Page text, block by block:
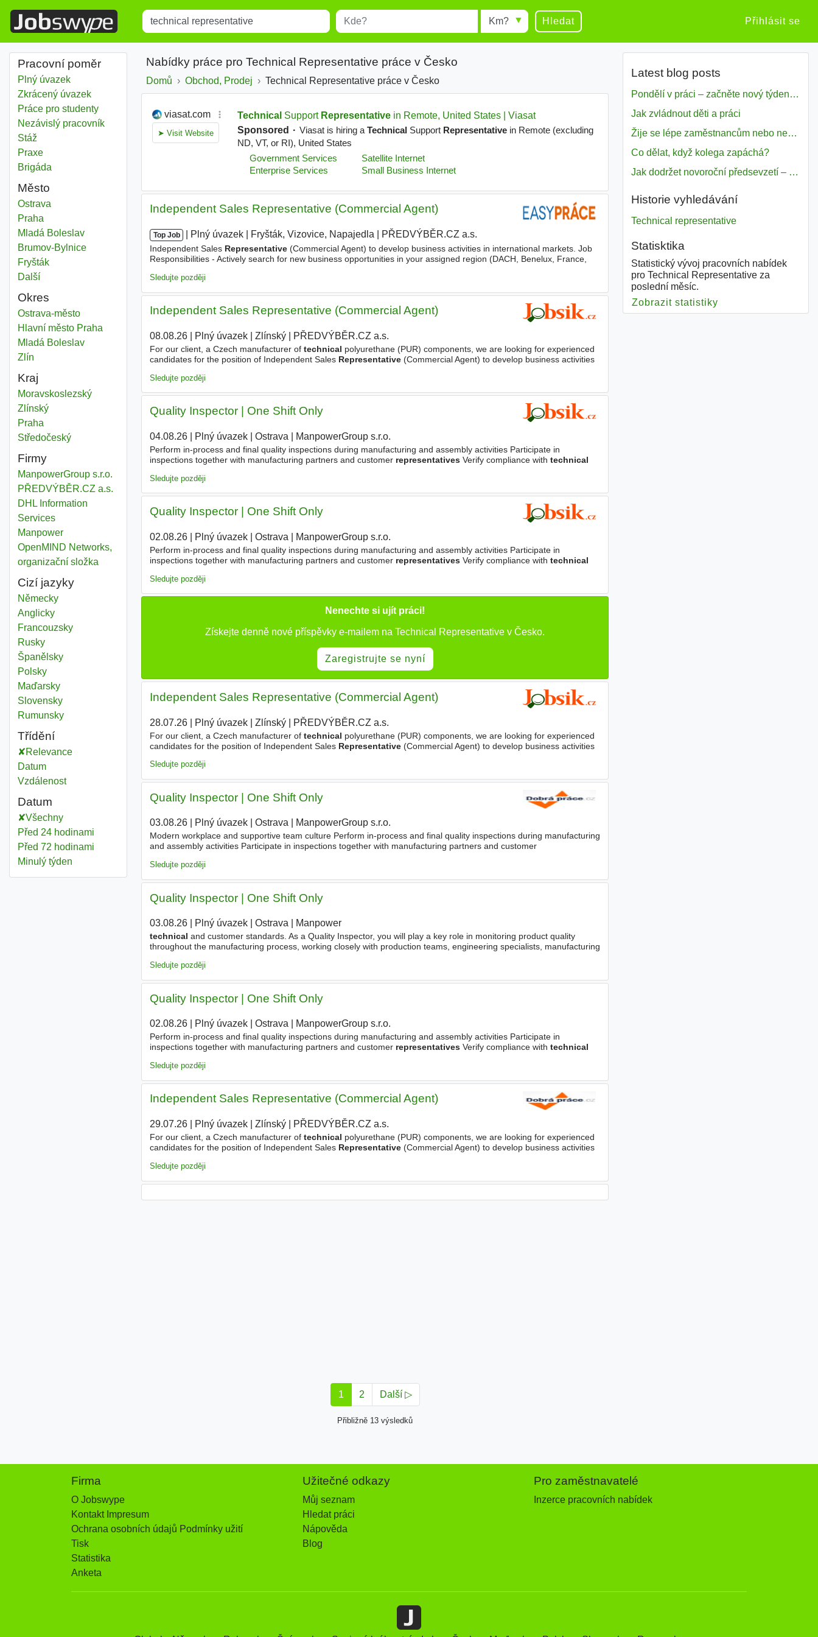
Title Místo Radius Hledat Přihlásit se
Pracovní poměr
Plný úvazek
Zkrácený úvazek
Práce pro studenty
Nezávislý pracovník
Stáž
Praxe
Brigáda
Město
Technical representative
Ostrava
Technical representative
Praha
Technical representative
Mladá Boleslav
Technical representative
Brumov-Bylnice
Technical representative
Fryšták
Dalšíměsta
Okres
Technical representative
Ostrava-městoOkres
Technical representative
Hlavní město Praha
Technical representative
Mladá BoleslavOkres
Technical representative
Zlín
Kraj
Technical representative
MoravskoslezskýKraj
Technical representative
ZlínskýKraj
Technical representative
Praha
Technical representative
StředočeskýKraj
Firmy
ManpowerGroup s.r.o.
PŘEDVÝBĚR.CZ a.s.
DHL Information
Services
Manpower
OpenMIND Networks,
organizační složka
Cizí jazyky
Německy
Anglicky
Francouzsky
Rusky
Španělsky
Polsky
Maďarsky
Slovensky
Rumunsky
Třídění
Relevance
Datum
Vzdálenost
Datum
Všechny
Před 24 hodinami
Před 72 hodinami
Minulý týden
Nabídky práce pro Technical Representative práce v Česko
Domů Obchod, Prodej Technical Representative práce v Česko
Independent Sales Representative (Commercial Agent)
Top Job Plný úvazek Fryšták, Vizovice, Napajedla PŘEDVÝBĚR.CZ a.s.
Independent Sales Representative(Commercial Agent) to develop business activities in international markets. Job
Responsibilities - Actively search for new business opportunities in your assigned region (DACH, Benelux, France,
Sledujte později
Independent Sales Representative (Commercial Agent)
08.08.26| Plný úvazek| Zlínský| PŘEDVÝBĚR.CZ a.s.
For our client, a Czech manufacturer of technical polyurethane (PUR) components, we are looking for experienced
candidates for the position of Independent Sales Representative(Commercial Agent) to develop business activities
Sledujte později
Quality Inspector | One Shift Only
04.08.26| Plný úvazek| Ostrava ManpowerGroup s.r.o.
Perform in-process and final quality inspections during manufacturing and assembly activities Participate in
inspections together with manufacturing partners and customer representativesVerify compliance with technical
Sledujte později
Quality Inspector | One Shift Only
02.08.26| Plný úvazek| Ostrava ManpowerGroup s.r.o.
Perform in-process and final quality inspections during manufacturing and assembly activities Participate in
inspections together with manufacturing partners and customer representativesVerify compliance with technical
Sledujte později
Nenechte si ujít práci!
Získejte denně nové příspěvky e-mailem na Technical Representative v Česko.
Zaregistrujte se nyní
Independent Sales Representative (Commercial Agent)
28.07.26| Plný úvazek| Zlínský| PŘEDVÝBĚR.CZ a.s.
For our client, a Czech manufacturer of technical polyurethane (PUR) components, we are looking for experienced
candidates for the position of Independent Sales Representative(Commercial Agent) to develop business activities
Sledujte později
Quality Inspector | One Shift Only
03.08.26| Plný úvazek| Ostrava| ManpowerGroup s.r.o.
Modern workplace and supportive team culture Perform in-process and final quality inspections during manufacturing
and assembly activities Participate in inspections together with manufacturing partners and customer
Sledujte později
Quality Inspector | One Shift Only
03.08.26| Plný úvazek| Ostrava| Manpower
technical and customer standards. As a Quality Inspector, you will play a key role in monitoring product quality
throughout the manufacturing process, working closely with production teams, engineering specialists, manufacturing
Sledujte později
Quality Inspector | One Shift Only
02.08.26| Plný úvazek| Ostrava ManpowerGroup s.r.o.
Perform in-process and final quality inspections during manufacturing and assembly activities Participate in
inspections together with manufacturing partners and customer representativesVerify compliance with technical
Sledujte později
Independent Sales Representative (Commercial Agent)
29.07.26| Plný úvazek| Zlínský| PŘEDVÝBĚR.CZ a.s.
For our client, a Czech manufacturer of technical polyurethane (PUR) components, we are looking for experienced
candidates for the position of Independent Sales Representative(Commercial Agent) to develop business activities
Sledujte později
1 2 Další ▷
Přibližně 13 výsledků
Latest blog posts
Pondělí v práci – začněte nový týden s motivací
Jak zvládnout děti a práci
Žije se lépe zaměstnancům nebo nezavislým pracovníkům
Co dělat, když kolega zapáchá?
Jak dodržet novoroční předsevzetí – naše tipy pro dobrý začátek roku 2018
Historie vyhledávání
Technical representative
Statisktika
Statistický vývoj pracovních nabídek
pro Technical Representative za
poslední měsíc.
Zobrazit statistiky
Firma
O Jobswype
Kontakt Impresum
Ochrana osobních údajů Podmínky užití
Tisk
Statistika
Anketa
Užitečné odkazy
Můj seznam
Hledat práci
Nápověda
Blog
Pro zaměstnavatelé
Inzerce pracovních nabídek